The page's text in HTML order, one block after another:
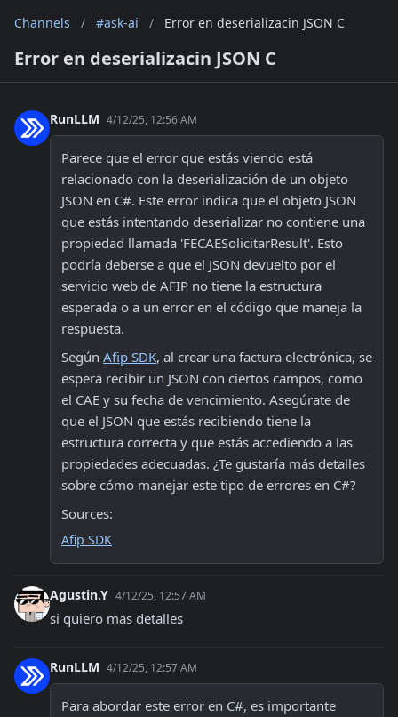
Channels / #ask-ai / Error en deserializacin JSON C
Error en deserializacin JSON C
RunLLM 4/12/25, 12:56 AM
Parece que el error que estás viendo está
relacionado con la deserialización de un objeto
JSON en C#. Este error indica que el objeto JSON
que estás intentando deserializar no contiene una
propiedad llamada 'FECAESolicitarResult'. Esto
podría deberse a que el JSON devuelto por el
servicio web de AFIP no tiene la estructura
esperada o a un error en el código que maneja la
respuesta.
Según Afip SDK, al crear una factura electrónica, se
espera recibir un JSON con ciertos campos, como
el CAE y su fecha de vencimiento. Asegúrate de
que el JSON que estás recibiendo tiene la
estructura correcta y que estás accediendo a las
propiedades adecuadas. ¿Te gustaría más detalles
sobre cómo manejar este tipo de errores en C#?
Sources:
Afip SDK
Agustin.Y 4/12/25, 12:57 AM
si quiero mas detalles
RunLLM 4/12/25, 12:57 AM
Para abordar este error en C#, es importante